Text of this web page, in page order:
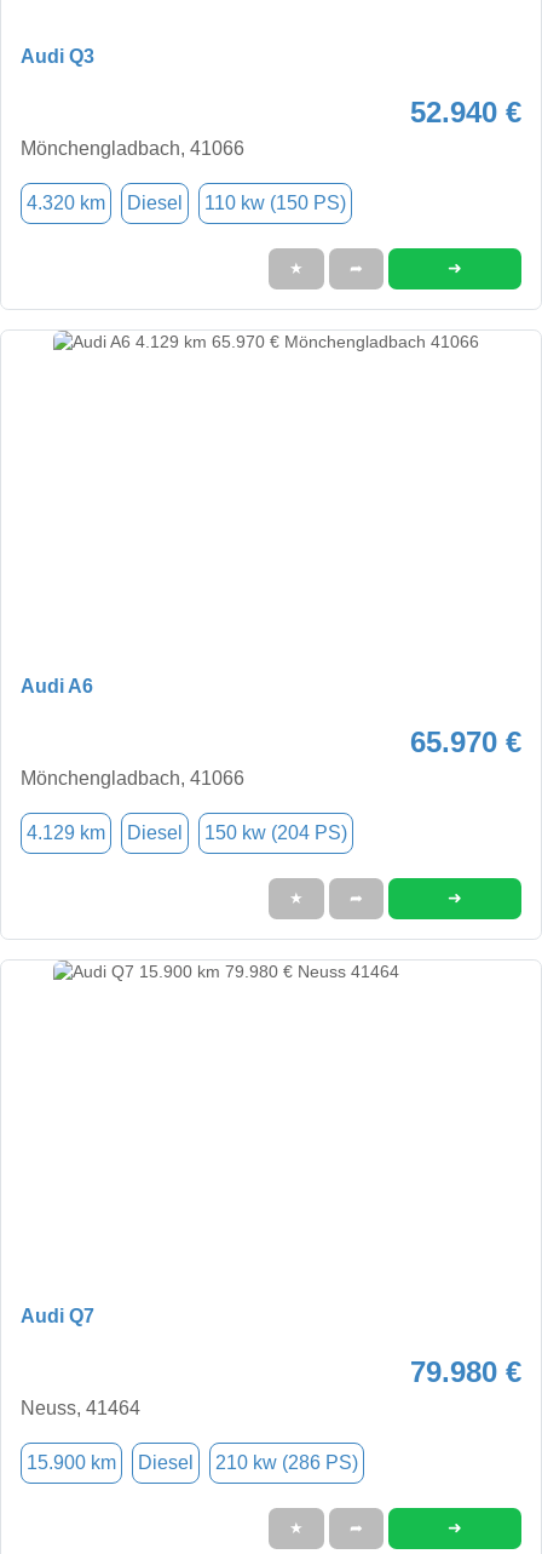
Audi Q3
52.940 €
Mönchengladbach, 41066
4.320 km Diesel 110 kw (150 PS)
★ ➦ ➜
Audi A6
65.970 €
Mönchengladbach, 41066
4.129 km Diesel 150 kw (204 PS)
★ ➦ ➜
Audi Q7
79.980 €
Neuss, 41464
15.900 km Diesel 210 kw (286 PS)
★ ➦ ➜